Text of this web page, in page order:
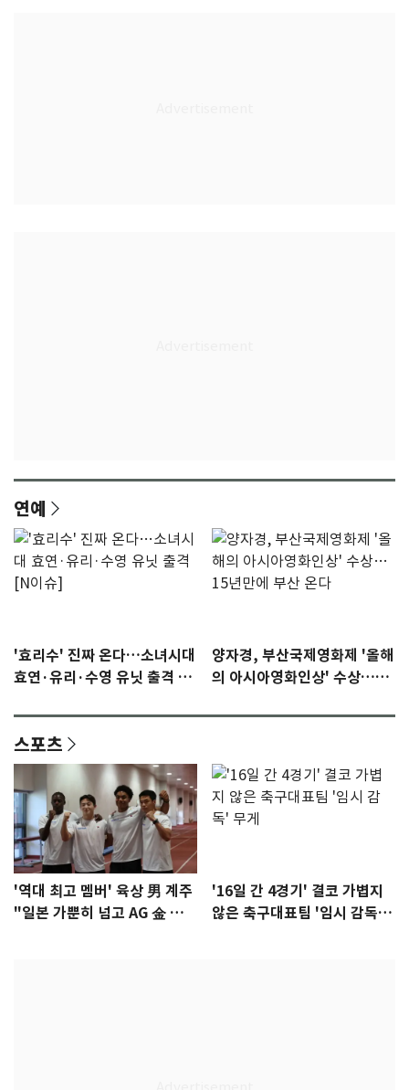
연예
'효리수' 진짜 온다…소녀시대
효연·유리·수영 유닛 출격 [N
양자경, 부산국제영화제 '올해
의 아시아영화인상' 수상…15
스포츠
'역대 최고 멤버' 육상 男 계주
"일본 가뿐히 넘고 AG 金 따겠
'16일 간 4경기' 결코 가볍지
않은 축구대표팀 '임시 감독'